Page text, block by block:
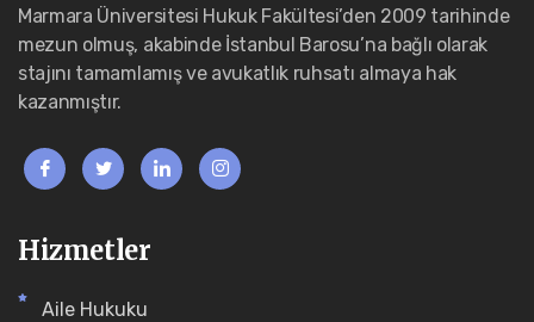
Marmara Üniversitesi Hukuk Fakültesi’den 2009 tarihinde
mezun olmuş, akabinde İstanbul Barosu’na bağlı olarak
stajını tamamlamış ve avukatlık ruhsatı almaya hak
kazanmıştır.
Hizmetler
Aile Hukuku